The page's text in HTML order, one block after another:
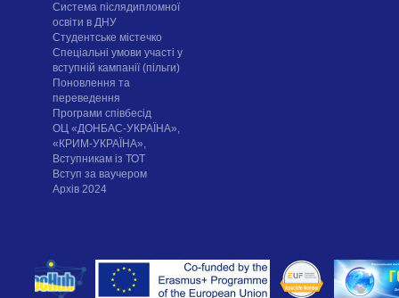
Система післядипломної
освіти в ДНУ
Cтудентське містечко
Спеціальні умови участі у
вступній кампанії (пільги)
Поновлення та
переведення
Програми співбесід
ОЦ «ДОНБАС-УКРАЇНА»,
«КРИМ-УКРАЇНА»,
Вступникам із ТОТ
Вступ за ваучером
Архів 2024